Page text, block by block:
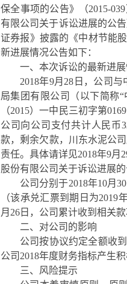
保全事项的公告》（2015-
有限公司关于诉讼进展的公
证券报》披露的《中材节能
新进展情况公告如下：
一、本次诉讼的最新进
2018年9月 28 日 ，公司与
局集团有限公司（以下简称
（2015）一中民三初字第
公司向公司支付共计人民币
款，剩余欠款，川东水泥公
责任。具体请详见2018年9月
股份有限公司关于诉讼进展
公司分别于2018年10月30
（该承兑汇票到期日为2019
月26 日，公司累计收到 相关
二、对公司的影响
公司按协议约定全额收
公司 2018年度财务指标产生积
三、风险提示